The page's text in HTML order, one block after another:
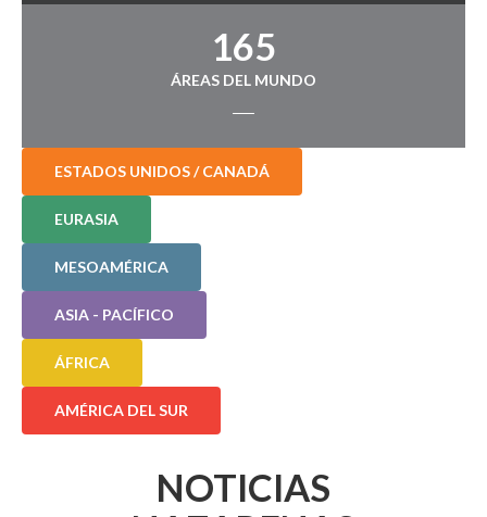
165
ÁREAS DEL MUNDO
ESTADOS UNIDOS / CANADÁ
EURASIA
MESOAMÉRICA
ASIA - PACÍFICO
ÁFRICA
AMÉRICA DEL SUR
NOTICIAS